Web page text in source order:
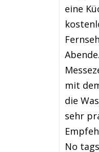
eine
mit
die
sehr
No